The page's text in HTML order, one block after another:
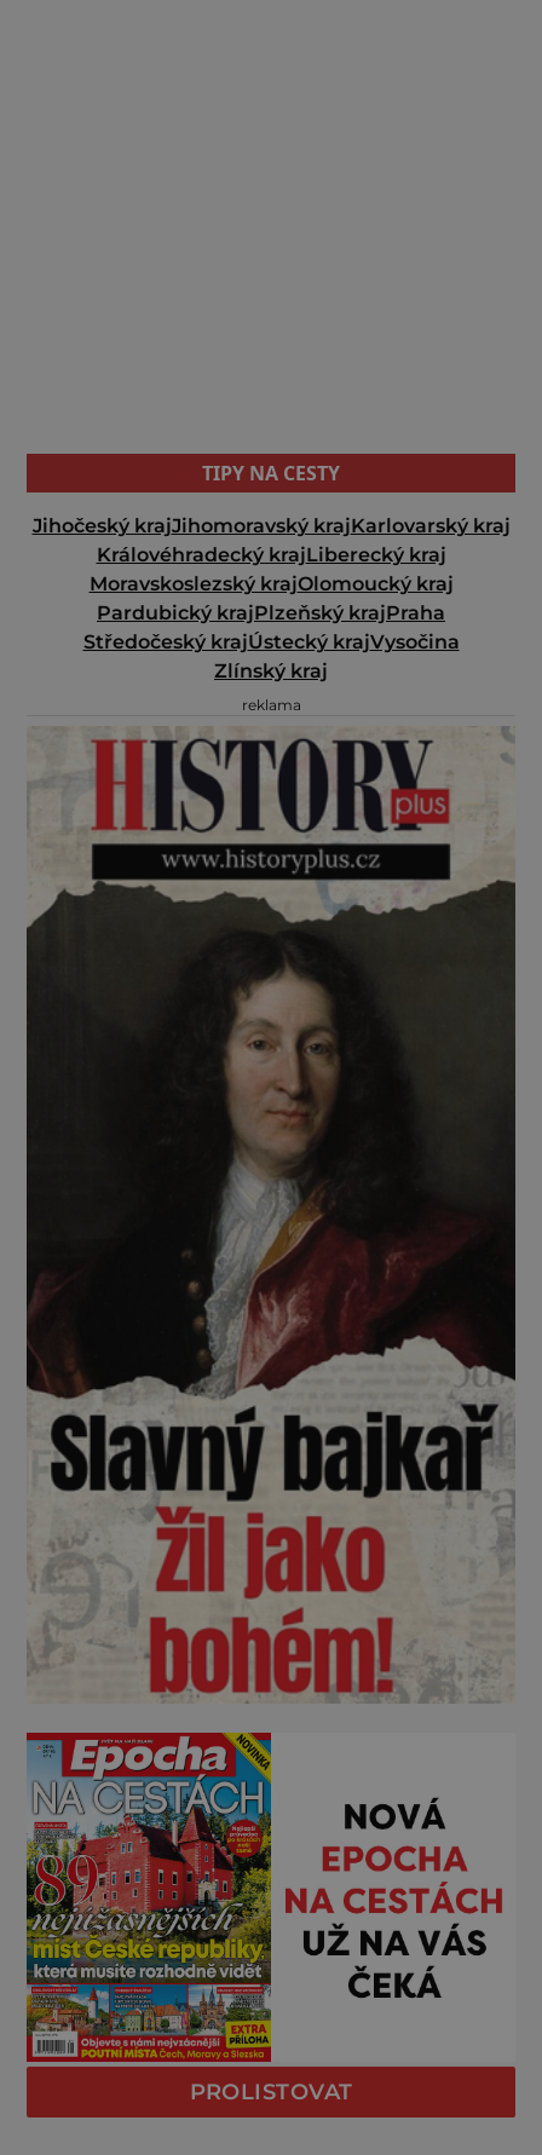
TIPY NA CESTY
Jihočeský krajJihomoravský krajKarlovarský kraj
Královéhradecký krajLiberecký kraj
Moravskoslezský krajOlomoucký kraj
Pardubický krajPlzeňský krajPraha
Středočeský krajÚstecký krajVysočina
Zlínský kraj
reklama
PROLISTOVAT